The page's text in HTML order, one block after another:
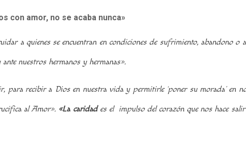
con amor, no se acaba nunca»
a quienes se encuentran en condiciones de sufrimiento, abandono o
nuestros hermanos y hermanas».
para recibir a Dios en nuestra vida y permitirle ‘poner su morada’ en
al Amor». «La caridades el impulso del corazón que nos hace